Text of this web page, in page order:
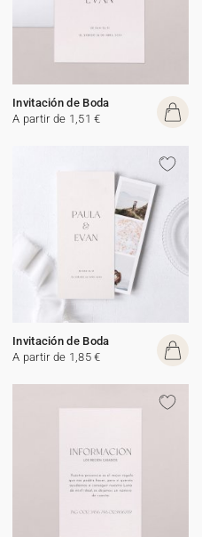
Invitación de Boda
A partir de 1,51 €
Invitación de Boda
A partir de 1,85 €